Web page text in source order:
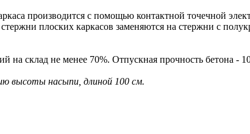
производится с помощью контактной точечной
плоских каркасов заменяются на стержни с
склад не менее 70%. Отпускная прочность бетона -
высоты насыпи, длиной 100 см.